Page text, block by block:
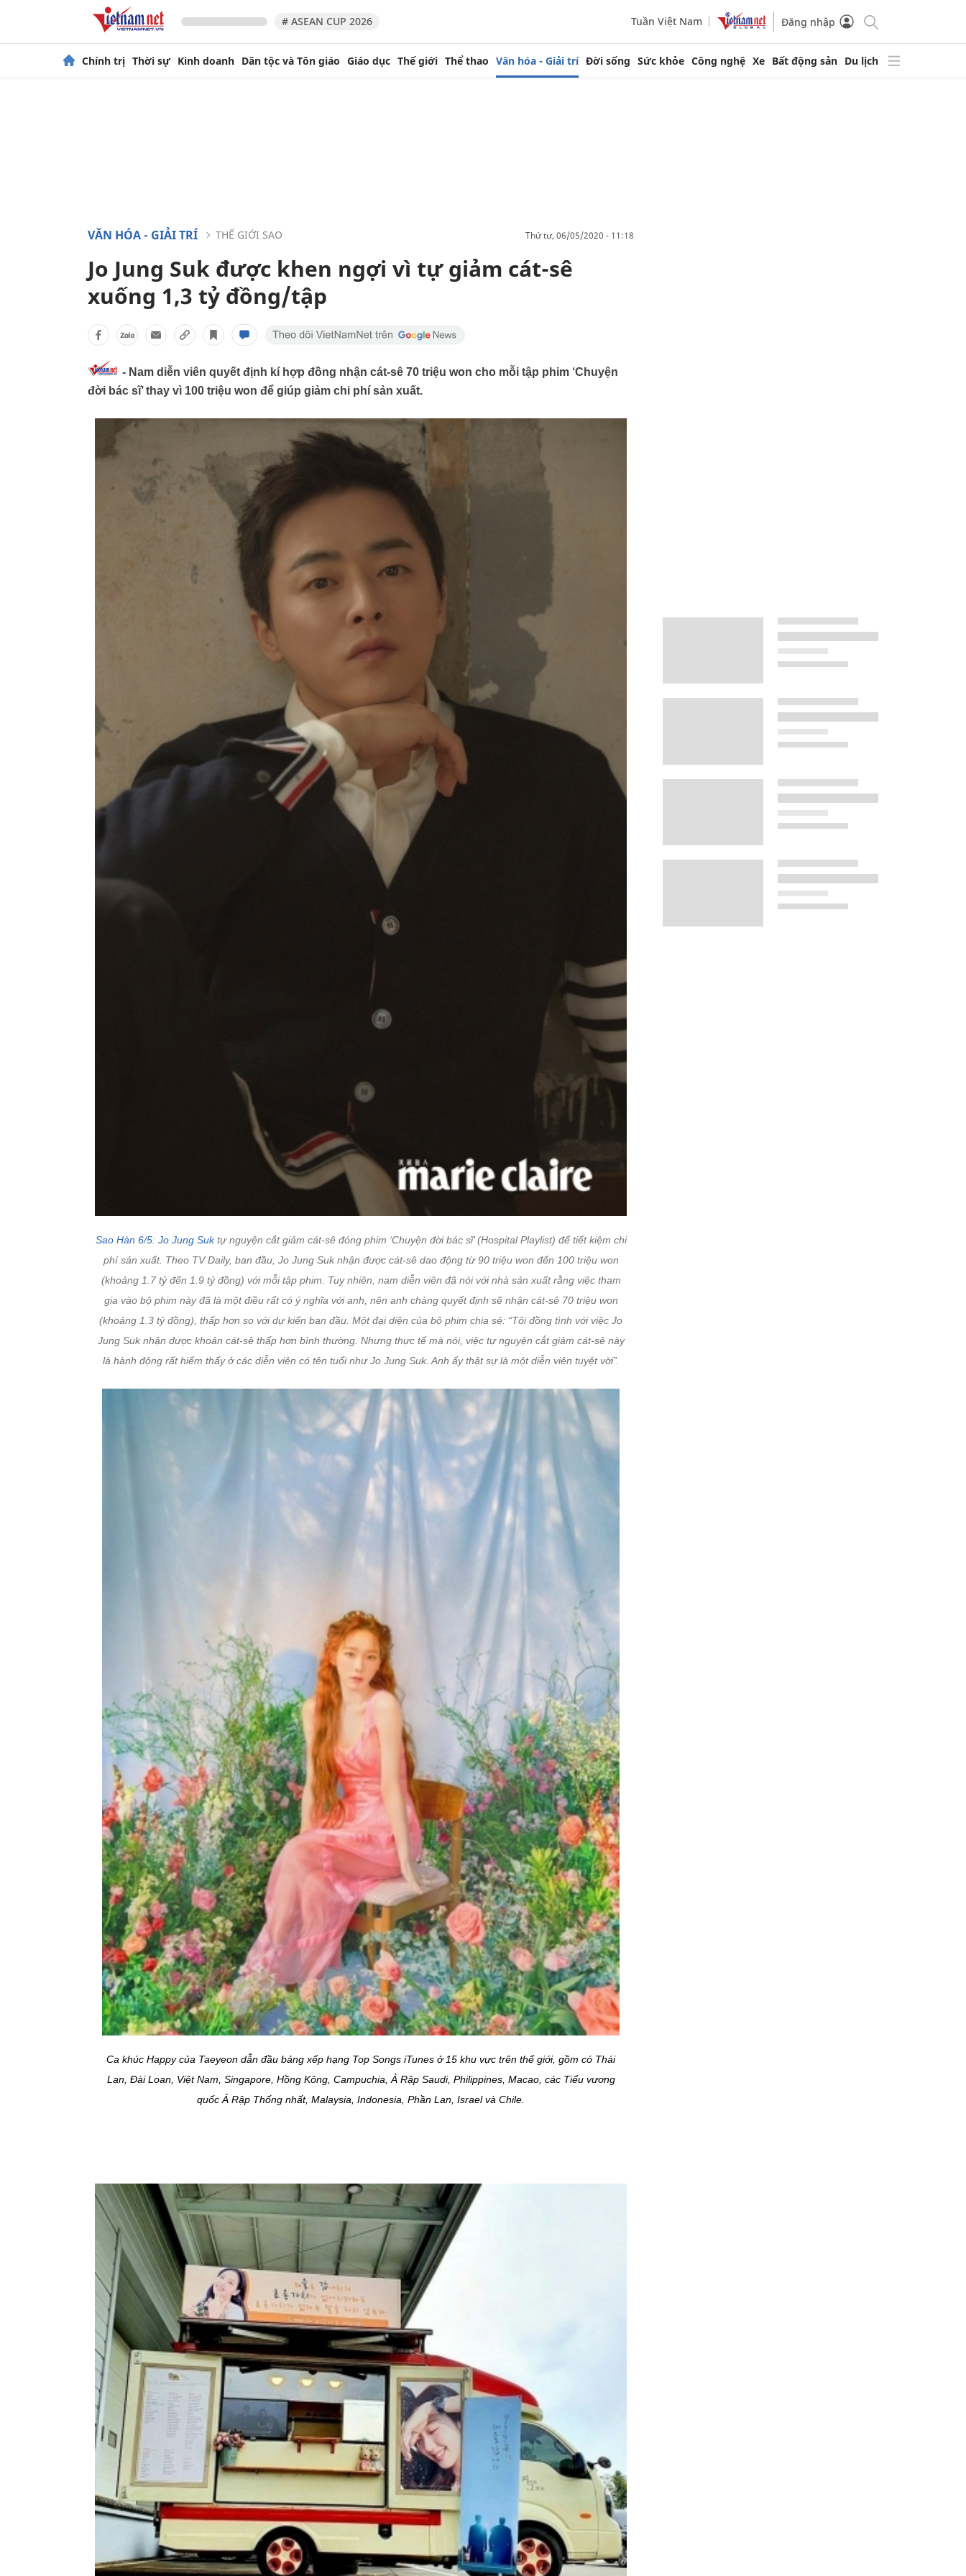
# ASEAN CUP 2026 Tuần Việt Nam Đăng nhập
Chính trị Thời sự Kinh doanh Dân tộc và Tôn giáo Giáo dục Thế giới Thể thao Văn hóa - Giải trí Đời sống Sức khỏe Công nghệ Xe Bất động sản Du lịch
VĂN HÓA - GIẢI TRÍ THẾ GIỚI SAO thứ tư, 06/05/2020 - 11:18
Jo Jung Suk được khen ngợi vì tự giảm cát-sê
xuống 1,3 tỷ đồng/tập
- Nam diễn viên quyết định kí hợp đồng nhận cát-sê 70 triệu won cho mỗi tập phim ‘Chuyện
đời bác sĩ’ thay vì 100 triệu won để giúp giảm chi phí sản xuất.
Sao Hàn 6/5: Jo Jung Suktự nguyện cắt giảm cát-sê đóng phim ‘Chuyện đời bác sĩ’ (Hospital Playlist) để tiết kiệm chi
phí sản xuất. Theo TV Daily, ban đầu, Jo Jung Suk nhận được cát-sê dao động từ 90 triệu won đến 100 triệu won
(khoảng 1.7 tỷ đến 1.9 tỷ đồng) với mỗi tập phim. Tuy nhiên, nam diễn viên đã nói với nhà sản xuất rằng việc tham
gia vào bộ phim này đã là một điều rất có ý nghĩa với anh, nên anh chàng quyết định sẽ nhận cát-sê 70 triệu won
(khoảng 1.3 tỷ đồng), thấp hơn so với dự kiến ban đầu. Một đại diện của bộ phim chia sẻ: “Tôi đồng tình với việc Jo
Jung Suk nhận được khoản cát-sê thấp hơn bình thường. Nhưng thực tế mà nói, việc tự nguyện cắt giảm cát-sê này
là hành động rất hiếm thấy ở các diễn viên có tên tuổi như Jo Jung Suk. Anh ấy thật sự là một diễn viên tuyệt vời”.
Ca khúc Happy của Taeyeon dẫn đầu bảng xếp hạng Top Songs iTunes ở 15 khu vực trên thế giới, gồm có Thái
Lan, Đài Loan, Việt Nam, Singapore, Hồng Kông, Campuchia, Ả Rập Saudi, Philippines, Macao, các Tiểu vương
quốc Ả Rập Thống nhất, Malaysia, Indonesia, Phần Lan, Israel và Chile.